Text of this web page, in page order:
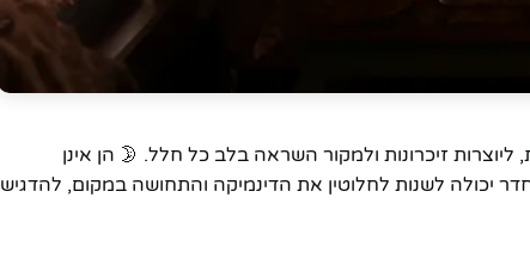
זיכרונות ולמקור השראה בלב כל חלל. 🌛 הן אינן
יכולה לשנות לחלוטין את הדינמיקה והתחושה במקום, להדגיש